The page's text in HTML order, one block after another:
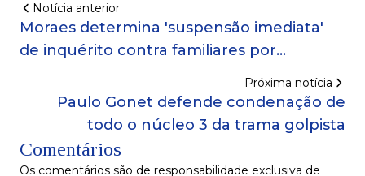
Notícia anterior
Moraes determina 'suspensão imediata'
de inquérito contra familiares por
remoção de corpos após megaoperação
no Rio
Próxima notícia
Paulo Gonet defende condenação de
todo o núcleo 3 da trama golpista
Comentários
Os comentários são de responsabilidade exclusiva de